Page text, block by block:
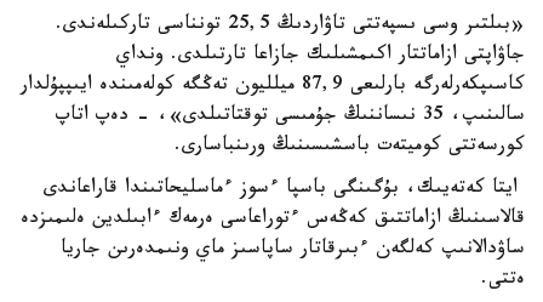
«بىلتىر وسى ىسپەتتى تاۋاردىڭ 25,5 تونناسى تاركىلەندى.
جاۋاپتى ازاماتتار اكىمشىلىك جازاعا تارتىلدى. ونداي
كاسىپكەرلەرگە بارلىعى 87,9 ميلليون تەڭگە كولەمىندە ايىپپۇلدار
سالىنىپ، 35 نىساننىڭ جۇمىسى توقتاتىلدى»، - دەپ اتاپ
كورسەتتى كوميتەت باسشىسىنىڭ ورىنباسارى.
ايتا كەتەيىك، بۇگىنگى باسپا ءسوز ءماسليحاتىندا قاراعاندى
قالاسىنىڭ ازاماتتىق كەڭەس ءتوراعاسى ەرمەك ءابىلدين ەلىمىزدە
ساۋدالانىپ كەلگەن ءبىرقاتار ساپاسىز ماي ونىمدەرىن جاريا
ەتتى.